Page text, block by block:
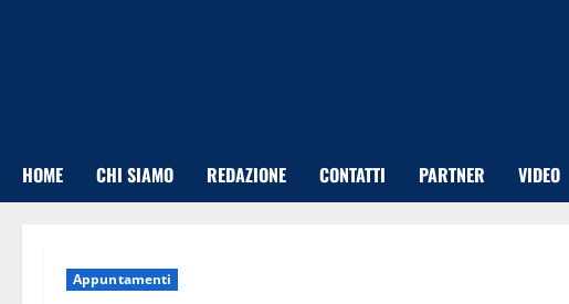
HOME CHI SIAMO REDAZIONE CONTATTI PARTNER VIDEO
Appuntamenti